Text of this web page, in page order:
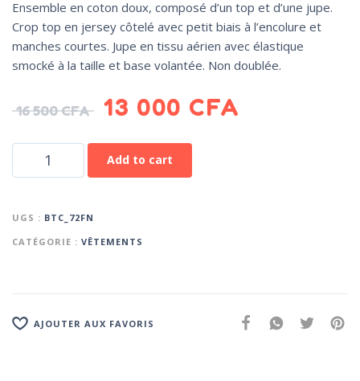
Ensemble en coton doux, composé d’un top et d’une jupe.
Crop top en jersey côtelé avec petit biais à l’encolure et
manches courtes. Jupe en tissu aérien avec élastique
smocké à la taille et base volantée. Non doublée.
16 500CFA 13 000 CFA
Add to cart
UGS : BTC_72FN
CATÉGORIE : VÊTEMENTS
AJOUTER AUX FAVORIS